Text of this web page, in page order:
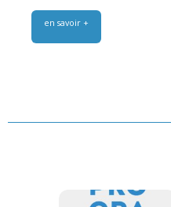
en savoir +